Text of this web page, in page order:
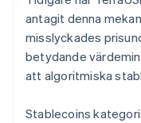
antagit denna
misslyckades
betydande
att algoritmiska
Stablecoins